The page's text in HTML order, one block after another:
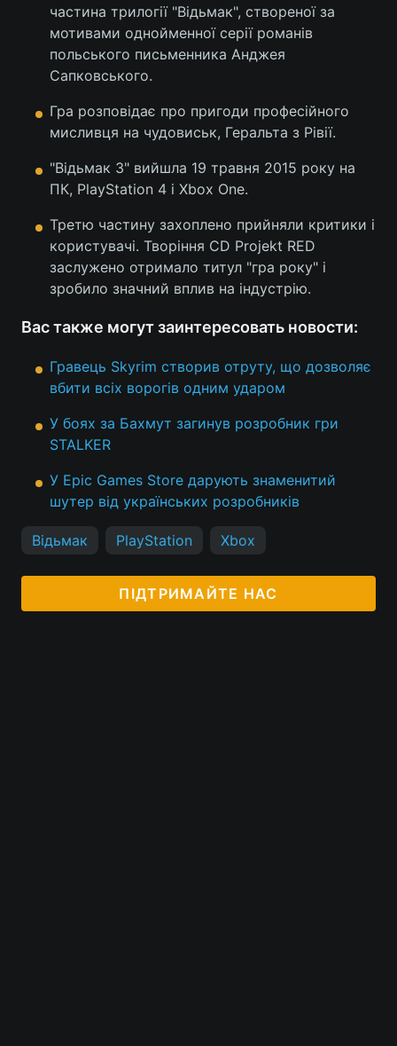
частина трилогії "Відьмак", створеної за
мотивами однойменної серії романів
польського письменника Анджея
Сапковського.
Гра розповідає про пригоди професійного
мисливця на чудовиськ, Геральта з Рівії.
"Відьмак 3" вийшла 19 травня 2015 року на
ПК, PlayStation 4 і Xbox One.
Третю частину захоплено прийняли критики і
користувачі. Творіння CD Projekt RED
заслужено отримало титул "гра року" і
зробило значний вплив на індустрію.
Вас также могут заинтересовать новости:
Гравець Skyrim створив отруту, що дозволяє
вбити всіх ворогів одним ударом
У боях за Бахмут загинув розробник гри
STALKER
У Epic Games Store дарують знаменитий
шутер від українських розробників
Відьмак PlayStation Xbox
ПІДТРИМАЙТЕ НАС